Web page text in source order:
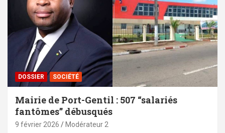
DOSSIER SOCIÉTÉ
Mairie de Port-Gentil : 507 “salariés
fantômes” débusqués
9 février 2026 Modérateur 2